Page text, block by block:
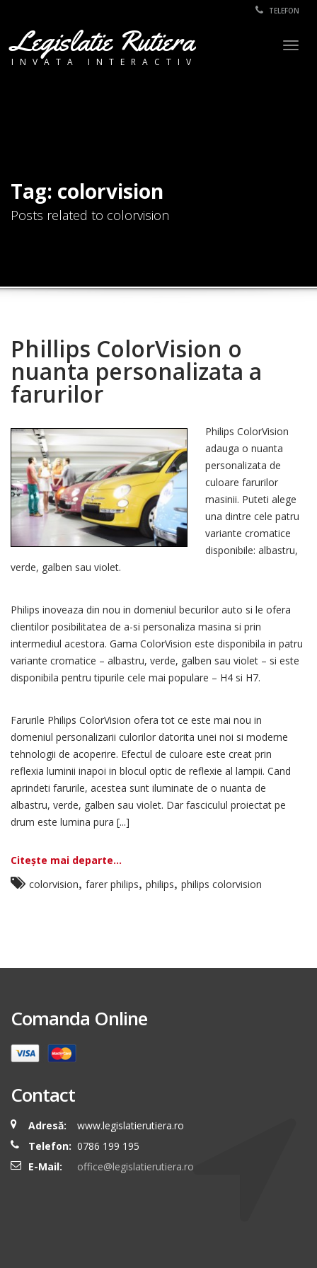
TELEFON
Legislatie Rutiera
INVATA INTERACTIV
Tag: colorvision
Posts related to colorvision
Phillips ColorVision o
nuanta personalizata a
farurilor
Philips ColorVision
adauga o nuanta
personalizata de
culoare farurilor
masinii. Puteti alege
una dintre cele patru
variante cromatice
disponibile: albastru,
verde, galben sau violet.
Philips inoveaza din nou in domeniul becurilor auto si le ofera
clientilor posibilitatea de a-si personaliza masina si prin
intermediul acestora. Gama ColorVision este disponibila in patru
variante cromatice – albastru, verde, galben sau violet – si este
disponibila pentru tipurile cele mai populare – H4 si H7.
Farurile Philips ColorVision ofera tot ce este mai nou in
domeniul personalizarii culorilor datorita unei noi si moderne
tehnologii de acoperire. Efectul de culoare este creat prin
reflexia luminii inapoi in blocul optic de reflexie al lampii. Cand
aprindeti farurile, acestea sunt iluminate de o nuanta de
albastru, verde, galben sau violet. Dar fasciculul proiectat pe
drum este lumina pura [...]
Citește mai departe...
colorvision, farer philips, philips, philips colorvision
Comanda Online
Contact
Adresă:
www.legislatierutiera.ro
Telefon: 0786 199 195
E-Mail:
office@legislatierutiera.ro